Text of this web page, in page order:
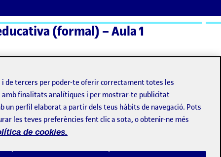
(formal) – Aula 1
Ajuda
i de tercers per poder-te oferir correctament totes les
amb finalitats analítiques i per mostrar-te publicitat
un perfil elaborat a partir dels teus hàbits de navegació. Pots
les teves preferències fent clic a sota, o obtenir-ne més
de cookies.